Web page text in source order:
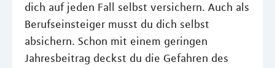
dich auf jeden Fall selbst versichern. Auch als
Berufseinsteiger musst du dich selbst
absichern. Schon mit einem geringen
Jahresbeitrag deckst du die Gefahren des